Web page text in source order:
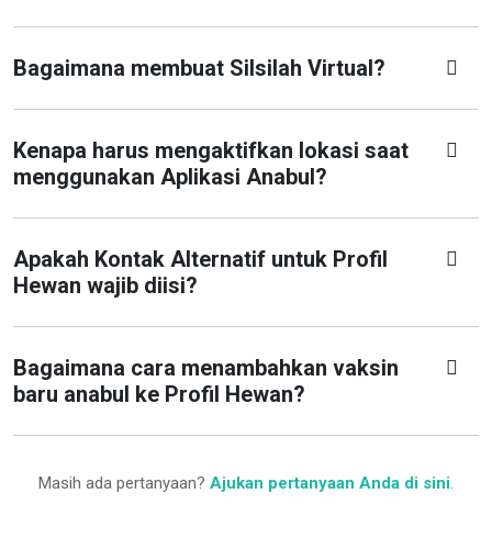
Bagaimana membuat Silsilah Virtual?
Kenapa harus mengaktifkan lokasi saat
menggunakan Aplikasi Anabul?
Apakah Kontak Alternatif untuk Profil
Hewan wajib diisi?
Bagaimana cara menambahkan vaksin
baru anabul ke Profil Hewan?
Masih ada pertanyaan? Ajukan pertanyaan Anda di sini.